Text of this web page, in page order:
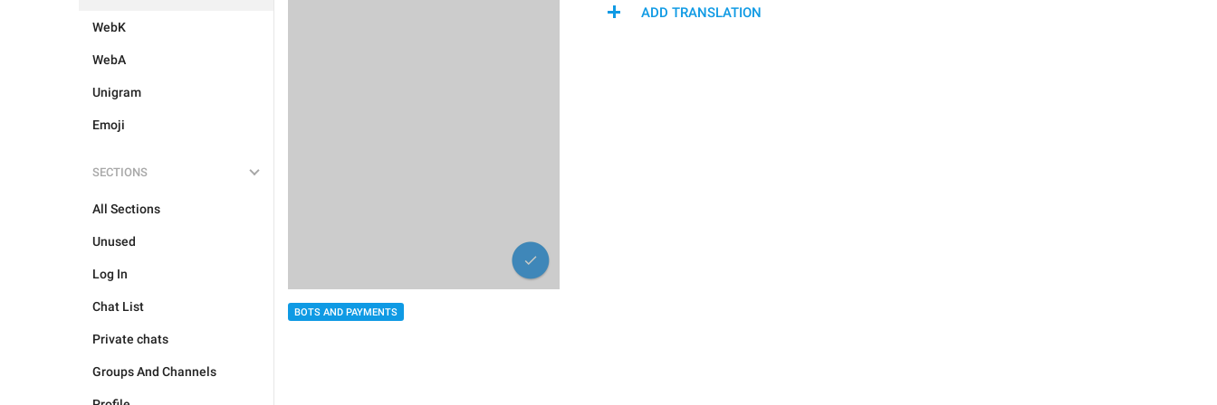
WebK
WebA
Unigram
Emoji
SECTIONS
All Sections
Unused
Log In
Chat List
Private chats
Groups And Channels
BOTS AND PAYMENTS
ADD TRANSLATION